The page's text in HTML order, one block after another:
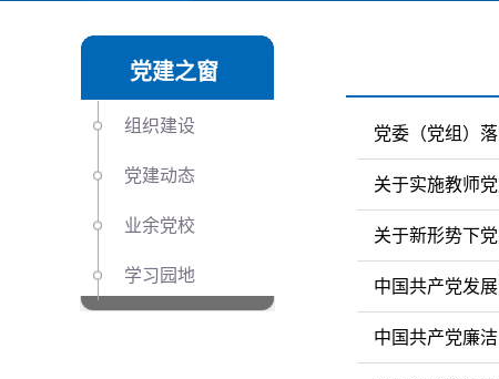
党建之窗
组织建设
党建动态
业余党校
学习园地
党委（党组）
关于实施教师
关于新形势下
中国共产党发
中国共产党廉